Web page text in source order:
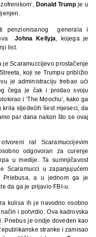
Donald Trump je u
penzionisanog generala i
Johna Kellyja
, kojega je
list.
Scaramuccijevo prostačenje
koji se Trumpu približio
je administraciju trebao ući
čega je čak i prodao svoju
i ‘The Moochu’, kako ga
sljedećih šest mjeseci, da
par dana nakon što se ovaj
rat Scaramuccijevim
odgovoran za curenje
u medije. Ta sumnjičavost
Scaramucci u zapanjujućem
Priebusa, a u jednom ga je
da ga je prijavio FBI-u.
kulisa ih je navodno osobno
i potvrdio. Ova kadrovska
Priebus je ondje doveden kao
stranke i zamisao